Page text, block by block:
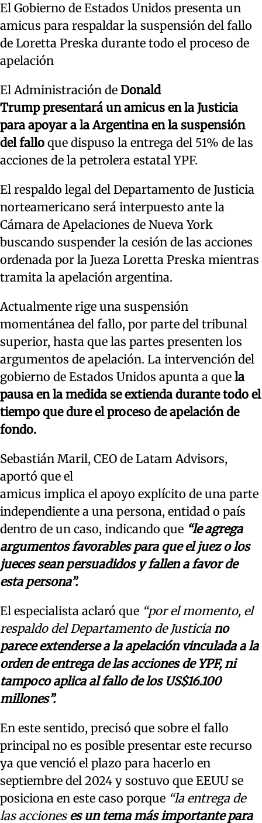
El Gobierno de Estados Unidos presenta un
amicus para respaldar la suspensión del fallo
de Loretta Preska durante todo el proceso de
apelación
El Administración de Donald
Trump presentará un amicus en la Justicia
para apoyar a la Argentina en la suspensión
del fallo que dispuso la entrega del 51% de las
acciones de la petrolera estatal YPF.
El respaldo legal del Departamento de Justicia
norteamericano será interpuesto ante la
Cámara de Apelaciones de Nueva York
buscando suspender la cesión de las acciones
ordenada por la Jueza Loretta Preska mientras
tramita la apelación argentina.
Actualmente rige una suspensión
momentánea del fallo, por parte del tribunal
superior, hasta que las partes presenten los
argumentos de apelación. La intervención del
gobierno de Estados Unidos apunta a que la
pausa en la medida se extienda durante todo el
tiempo que dure el proceso de apelación de
fondo.
Sebastián Maril, CEO de Latam Advisors,
aportó que el
amicus implica el apoyo explícito de una parte
independiente a una persona, entidad o país
dentro de un caso, indicando que “le agrega
argumentos favorables para que el juez o los
jueces sean persuadidos y fallen a favor de
esta persona”.
El especialista aclaró que “por el momento, el
respaldo del Departamento de Justiciano
parece extenderse a la apelación vinculada a la
orden de entrega de las acciones de YPF, ni
tampoco aplica al fallo de los US$16.100
millones”.
En este sentido, precisó que sobre el fallo
principal no es posible presentar este recurso
ya que venció el plazo para hacerlo en
septiembre del 2024 y sostuvo que EEUU se
posiciona en este caso porque “la entrega de
las accioneses un tema más importante para